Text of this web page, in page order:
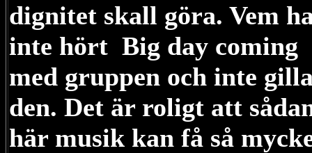
dignitet skall göra. Vem
inte hört Big day coming
med gruppen och inte
den. Det är roligt att
här musik kan få så